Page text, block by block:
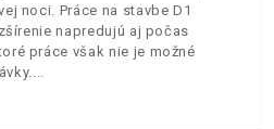
noci. Práce na stavbe D1
napredujú aj počas
práce však nie je možné